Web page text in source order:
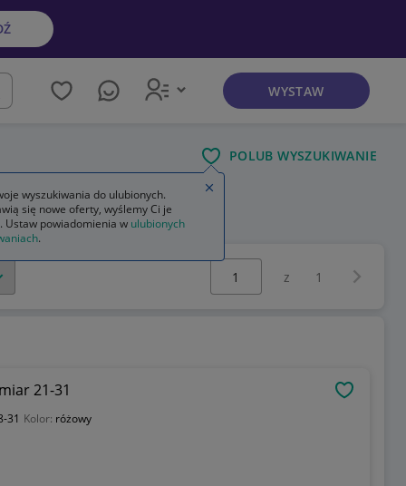
WYSTAW
POLUB WYSZUKIWANIE
Wybierz stronę:
z 1
21-31
31 Kolor: różowy
wyszukiwania do ulubionych.
się nowe oferty, wyślemy Ci je
Ustaw powiadomienia w ulubionych
.
Zamknij wskazówkę